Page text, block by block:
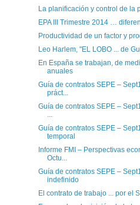
La planificación y control de la
EPA III Trimestre 2014 …
Productividad de un factor y
Leo Harlem, "EL LOBO ... de
En España se trabajan, de
anuales
Guía de contratos SEPE –
práct...
Guía de contratos SEPE –
...
Guía de contratos SEPE –
temporal
Informe FMI – Perspectivas
Octu...
Guía de contratos SEPE –
indefinido
El contrato de trabajo ... por el